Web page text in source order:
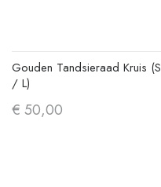
Gouden Tandsieraad Kruis (S
/ L)
€ 50,00